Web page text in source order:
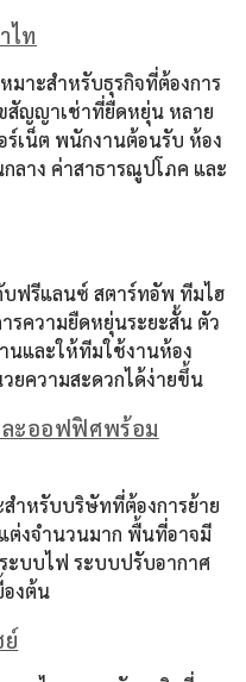
ไท
มาะสำหรับธุรกิจที่ต้องการ
สัญญาเช่าที่ยืดหยุ่น หลาย
ร์เน็ต พนักงานต้อนรับ ห้อง
ลาง ค่าสาธารณูปโภค และ
บฟรีแลนซ์ สตาร์ทอัพ ทีมไฮ
รความยืดหยุ่นระยะสั้น ตัว
นและให้ทีมใช้งานห้อง
ยความสะดวกได้ง่ายขึ้น
ะออฟฟิศพร้อม
ำหรับบริษัทที่ต้องการย้าย
ต่งจำนวนมาก พื้นที่อาจมี
ะบบไฟ ระบบปรับอากาศ
องต้น